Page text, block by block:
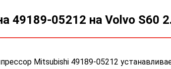
49189-05212 на Volvo S60
Mitsubishi 49189-05212